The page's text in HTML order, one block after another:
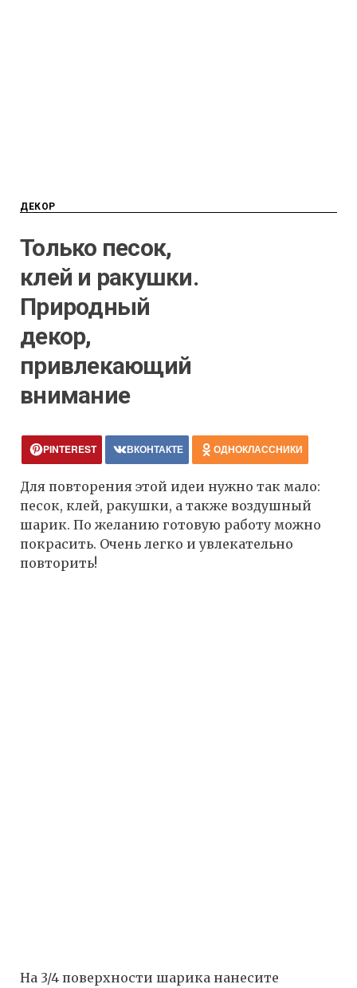
ДЕКОР
Только песок,
клей и ракушки.
Природный
декор,
привлекающий
внимание
PINTEREST ВКОНТАКТЕ ОДНОКЛАССНИКИ
Для повторения этой идеи нужно так мало:
песок, клей, ракушки, а также воздушный
шарик. По желанию готовую работу можно
покрасить. Очень легко и увлекательно
повторить!
На 3/4 поверхности шарика нанесите